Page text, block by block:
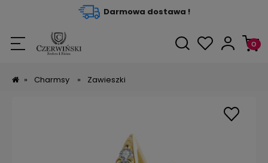
Darmowa dostawa !
» Charmsy » Zawieszki